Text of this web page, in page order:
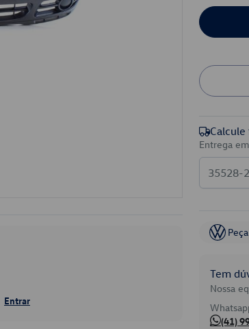
Entrar
Entrega
Tem
Nossa
(41)